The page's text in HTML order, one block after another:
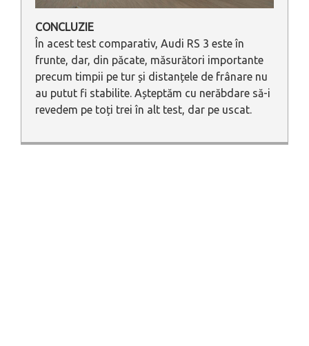
CONCLUZIE
În acest test comparativ, Audi RS 3 este în
frunte, dar, din păcate, măsurători importante
precum timpii pe tur și distanțele de frânare nu
au putut fi stabilite. Așteptăm cu nerăbdare să-i
revedem pe toți trei în alt test, dar pe uscat.